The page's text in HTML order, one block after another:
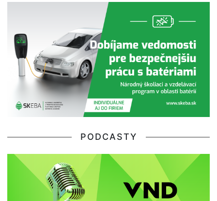
PODCASTY